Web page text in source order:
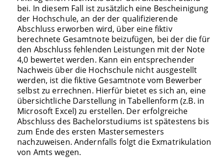
bei. In diesem Fall ist zusätzlich eine Bescheinigung
der Hochschule, an der der qualifizierende
Abschluss erworben wird, über eine fiktiv
berechnete Gesamtnote beizufügen, bei der die für
den Abschluss fehlenden Leistungen mit der Note
4,0 bewertet werden. Kann ein entsprechender
Nachweis über die Hochschule nicht ausgestellt
werden, ist die fiktive Gesamtnote vom Bewerber
selbst zu errechnen. Hierfür bietet es sich an, eine
übersichtliche Darstellung in Tabellenform (z.B. in
Microsoft Excel) zu erstellen. Der erfolgreiche
Abschluss des Bachelorstudiums ist spätestens bis
zum Ende des ersten Mastersemesters
nachzuweisen. Andernfalls folgt die Exmatrikulation
von Amts wegen.